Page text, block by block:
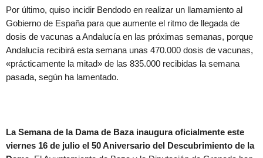
Por último, quiso incidir Bendodo en realizar un llamamiento al
Gobierno de España para que aumente el ritmo de llegada de
dosis de vacunas a Andalucía en las próximas semanas, porque
Andalucía recibirá esta semana unas 470.000 dosis de vacunas,
«prácticamente la mitad» de las 835.000 recibidas la semana
pasada, según ha lamentado.
La Semana de la Dama de Baza inaugura oficialmente este
viernes 16 de julio el 50 Aniversario del Descubrimiento de la